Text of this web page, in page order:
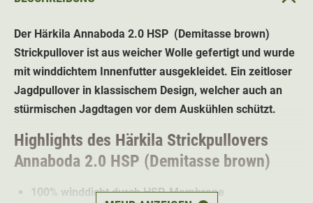
Der Härkila Annaboda 2.0 HSP (Demitasse brown)
Strickpullover ist aus weicher Wolle gefertigt und wurde
mit winddichtem Innenfutter ausgekleidet. Ein zeitloser
Jagdpullover in klassischem Design, welcher auch an
stürmischen Jagdtagen vor dem Auskühlen schützt.
Highlights des Härkila Strickpullovers
Annaboda 2.0 HSP (Demitasse brown)
100% winddicht durch HSP-Membrane